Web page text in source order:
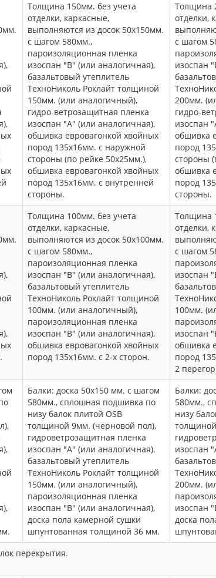
Толщина 150мм. без учета
отделки, каркасные,
выполняются из досок 50х150мм.
с шагом 580мм.,
пароизоляционная пленка
изоспан "В" (или аналогичная),
базальтовый утеплитель
ТехноНиколь Роклайт толщиной
150мм. (или аналогичный),
гидро-ветрозащитная пленка
изоспан "А" (или аналогичная),
обшивка евровагонкой хвойных
пород 135х16мм. с наружной
стороны (по рейке 50х25мм.),
обшивка евровагонкой хвойных
пород 135х16мм. с внутренней
стороны.
Толщина
отделки,
с шагом
изоспан
200мм.
гидро-
изоспан
обшивка
пород
стороны
обшивка
пород
стороны.
Толщина 100мм. без учета
отделки, каркасные,
выполняются из досок 50х100мм.
с шагом 580мм.,
пароизоляционная пленка
изоспан "В" (или аналогичная),
базальтовый утеплитель
ТехноНиколь Роклайт толщиной
100мм. (или аналогичный),
пароизоляционная пленка
изоспан "В" (или аналогичная),
обшивка евровагонкой хвойных
пород 135х16мм. с 2-х сторон.
Толщина
отделки,
с шагом
изоспан
100мм.
изоспан
обшивка
пород
2
Балки: доска 50х150 мм. с шагом
580мм., сплошная подшивка по
низу балок плитой OSB
толщиной 9мм. (черновой пол),
гидроветрозащитная пленка
изоспан "А" (или аналогичная),
базальтовый утеплитель
ТехноНиколь Роклайт толщиной
150мм. (или аналогичный),
пароизоляционная пленка
изоспан "В" (или аналогичная),
доска пола камерной сушки
шпунтованная толщиной 36 мм.
Балки:
580мм.,
низу
изоспан
200мм.
изоспан
доска
перекрытия.